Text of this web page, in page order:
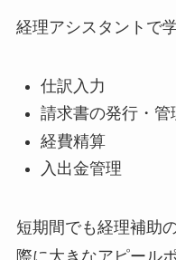
経理アシスタントで
仕訳入力
請求書の発行・管
経費精算
入出金管理
短期間でも経理補助